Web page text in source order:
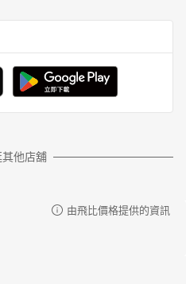
他店舖
由飛比價格提供的資訊